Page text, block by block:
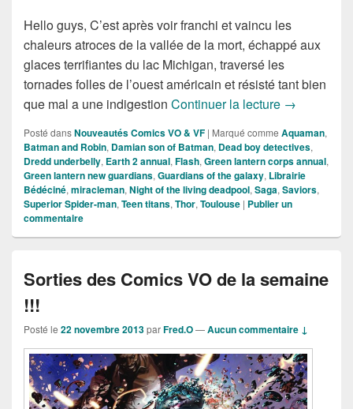
Hello guys, C’est après voir franchi et vaincu les
chaleurs atroces de la vallée de la mort, échappé aux
glaces terrifiantes du lac Michigan, traversé les
tornades folles de l’ouest américain et résisté tant bien
que mal a une indigestion Continuer la lecture Sortie des
→
Posté dansNouveautés Comics VO & VF | Marqué comme Aquaman,
Batman and Robin, Damian son of Batman, Dead boy detectives,
Dredd underbelly, Earth 2 annual, Flash, Green lantern corps annual,
Green lantern new guardians, Guardians of the galaxy, Librairie
Bédéciné, miracleman, Night of the living deadpool, Saga, Saviors,
Superior Spider-man, Teen titans, Thor, Toulouse | Publier un
commentaire
Sorties des Comics VO de la semaine
!!!
Posté le 22 novembre 2013parFred.O—Aucun commentaire ↓